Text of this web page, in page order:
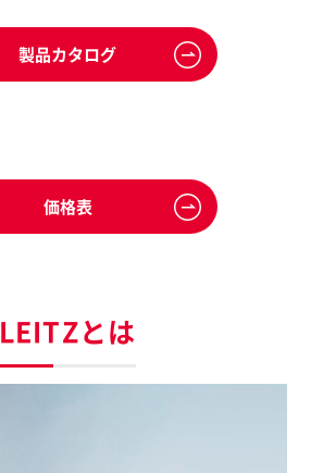
製品カタログ
価格表
LEITZとは